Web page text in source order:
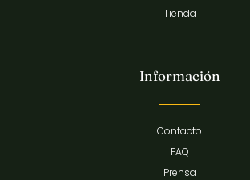
Tienda
Información
Contacto
FAQ
Prensa